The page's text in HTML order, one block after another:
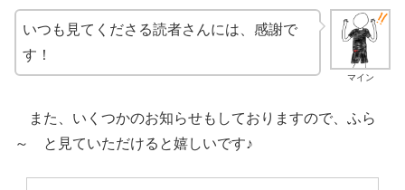
マイン
いつも見てくださる読者さんには、感謝で
す！
また、いくつかのお知らせもしておりますので、ふら
～ と見ていただけると嬉しいです♪